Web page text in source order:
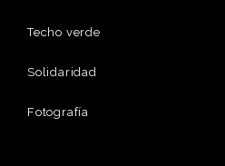
Techo verde
Solidaridad
Fotografía